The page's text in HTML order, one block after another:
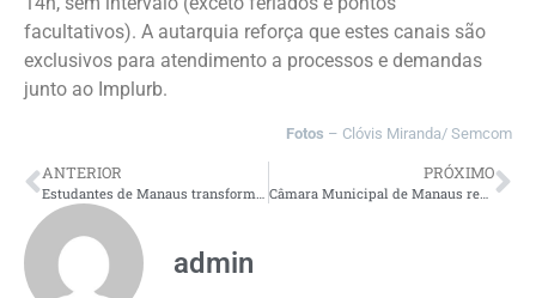
facultativos). A autarquia reforça que estes canais são
exclusivos para atendimento a processos e demandas
junto ao Implurb.
Fotos – Clóvis Miranda/ Semcom
ANTERIOR
Estudantes de Manaus transformam aulas de química em podcasts e criam rádio escolar, com o apoio do Governo do Amazonas
PRÓXIMO
Câmara Municipal de Manaus realiza Reunião Solene em homenagem à Polícia Civil do Amazonas
admin